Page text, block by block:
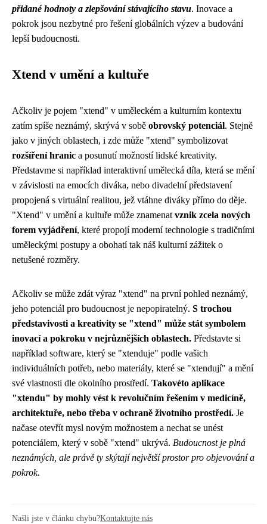
přidané hodnoty a zlepšování stávajícího stavu. Inovace a
pokrok jsou nezbytné pro řešení globálních výzev a budování
lepší budoucnosti.
Xtend v umění a kultuře
Ačkoliv je pojem "xtend" v uměleckém a kulturním kontextu
zatím spíše neznámý, skrývá v sobě obrovský potenciál. Stejně
jako v jiných oblastech, i zde může "xtend" symbolizovat
rozšíření hranic a posunutí možností lidské kreativity.
Představme si například interaktivní umělecká díla, která se mění
v závislosti na emocích diváka, nebo divadelní představení
propojená s virtuální realitou, jež vtáhne diváky přímo do děje.
"Xtend" v umění a kultuře může znamenat vznik zcela nových
forem vyjádření, které propojí moderní technologie s tradičními
uměleckými postupy a obohatí tak náš kulturní zážitek o
netušené rozměry.
Ačkoliv se může zdát výraz "xtend" na první pohled neznámý,
jeho potenciál pro budoucnost je nepopiratelný. S trochou
představivosti a kreativity se "xtend" může stát symbolem
inovací a pokroku v nejrůznějších oblastech. Představte si
například software, který se "xtenduje" podle vašich
individuálních potřeb, nebo materiály, které se "xtendují" a mění
své vlastnosti dle okolního prostředí. Takovéto aplikace
"xtendu" by mohly vést k revolučním řešením v medicíně,
architektuře, nebo třeba v ochraně životního prostředí. Je
načase otevřít mysl novým možnostem a nechat se unést
potenciálem, který v sobě "xtend" ukrývá. Budoucnost je plná
neznámých, ale právě ty skýtají největší prostor pro objevování a
pokrok.
Našli jste v článku chybu?Kontaktujte nás